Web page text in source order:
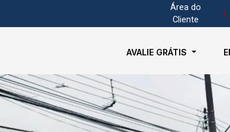
Área do
Cliente
AVALIE GRÁTIS